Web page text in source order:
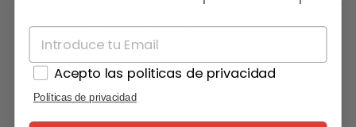
GRATIS EN PEDIDOS
SUPERIORES A 49€
CONTRA REEMBOLSO
Acepto las politicas de privacidad
Políticas de privacidad